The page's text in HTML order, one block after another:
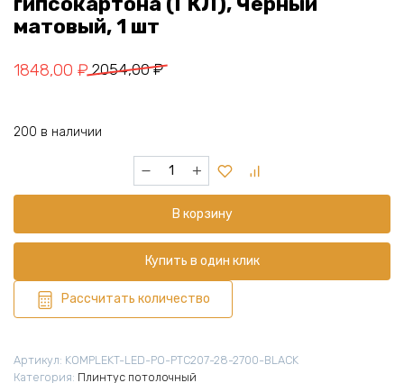
матовый, 1 шт
2054,00₽
Первоначальная
2054,00 ₽.
1848,00 ₽
Текущая
200 в наличии
Количество
товара
потолочный
плинтус
под
подсветку
45
x
х
2700
В корзину
Купить в один клик
Рассчитать количество
Артикул: KOMPLEKT-LED-PO-PTC207-28-2700-BLACK
Категория: Плинтус потолочный